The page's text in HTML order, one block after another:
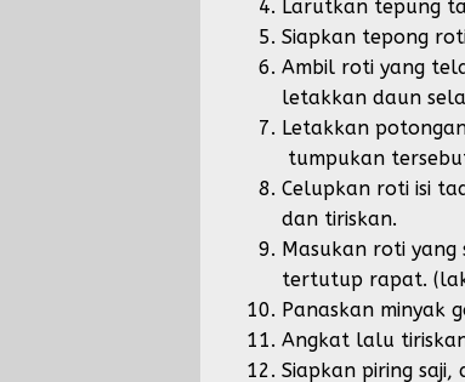
Larutkan tepung
Siapkan tepong
Ambil roti yang
letakkan daun
Letakkan
tumpukan
Celupkan roti isi
dan tiriskan.
Masukan roti
tertutup rapat.
Panaskan minyak
Angkat lalu
Siapkan piring